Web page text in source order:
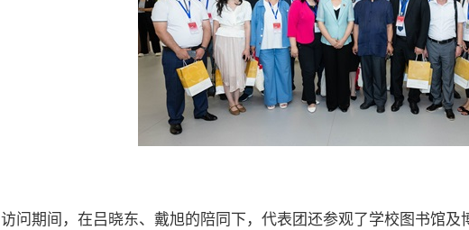
访问期间，在吕晓东、戴旭的陪同下，代表团还参观了学校图书馆